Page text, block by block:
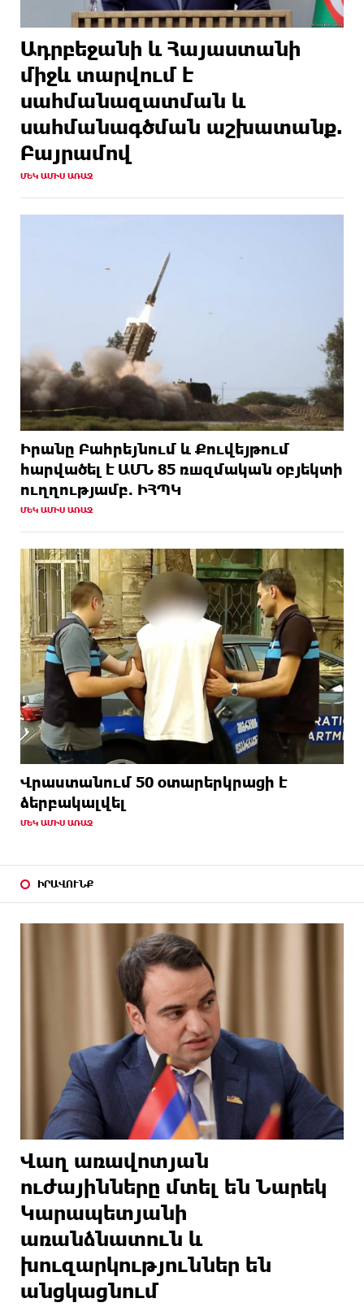
Ադրբեջանի և Հայաստանի
միջև տարվում է
սահմանազատման և
սահմանագծման աշխատանք.
Բայրամով
ՄԵԿ ԱՄԻՍ ԱՌԱՋ
Իրանը Բահրեյնում և Քուվեյթում
hարվածել է ԱՄՆ 85 ռшզմական օբյեկտի
ուղղությամբ. ԻՀՊԿ
ՄԵԿ ԱՄԻՍ ԱՌԱՋ
Վրաստանում 50 օտարերկրացի է
ձերբակալվել
ՄԵԿ ԱՄԻՍ ԱՌԱՋ
ԻՐԱՎՈՒՆՔ
Վաղ առավոտյան
ուժայինները մտել են Նարեկ
Կարապետյանի
առանձնատուն և
խուզարկություններ են
անցկացնում